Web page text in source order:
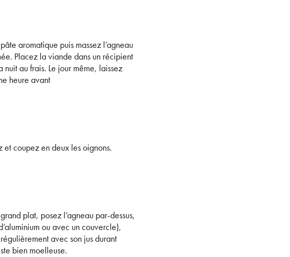
aromatique puis massez l’agneau
Placez la viande dans un récipient
au frais. Le jour même, laissez
heure avant
coupez en deux les oignons.
plat, posez l’agneau par-dessus,
ou avec un couvercle),
avec son jus durant
bien moelleuse.